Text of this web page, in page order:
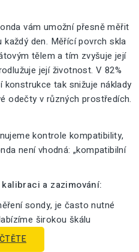
vám umožní přesně měřit
každý den. Měřící povrch skla
tělem a tím zvyšuje její
její životnost. V 82%
konstrukce tak snižuje náklady
odečty v různých prostředích.
kontrole kompatibility,
není vhodná: „kompatibilní
a zazimování:
sondy, je často nutné
širokou škálu